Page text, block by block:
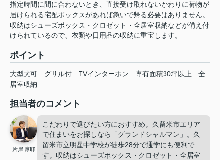
指定時間に間に合わないとき、直接受け取れないかわりに荷物が
届けられる宅配ボックスがあれば急いで帰る必要はありません。
収納はシューズボックス・クロゼット・全居室収納などが備え付
けられているので、衣類や日用品の収納に重宝します。
ポイント
大型犬可 グリル付 TVインターホン 専有面積30坪以上
全
居室収納
担当者のコメント
片岸 摩耶
こだわりで選びたい方におすすめ。久留米市エリア
で住まいをお探しなら「グランドシャルマン」。久
留米市立明星中学校が徒歩28分で通学にも便利で
す。収納はシューズボックス・クロゼット・全居室